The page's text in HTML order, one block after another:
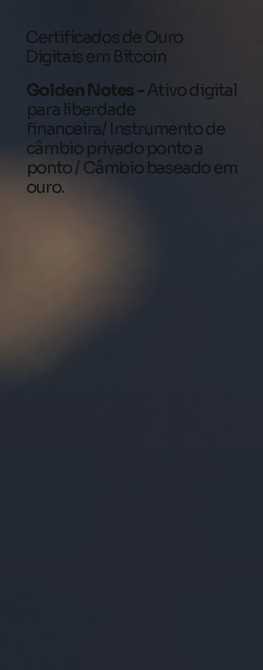
Certificados de Ouro
Digitais em Bitcoin
Golden Notes -Ativo digital
para liberdade
financeira/ Instrumento de
câmbio privado ponto a
ponto / Câmbio baseado em
ouro.